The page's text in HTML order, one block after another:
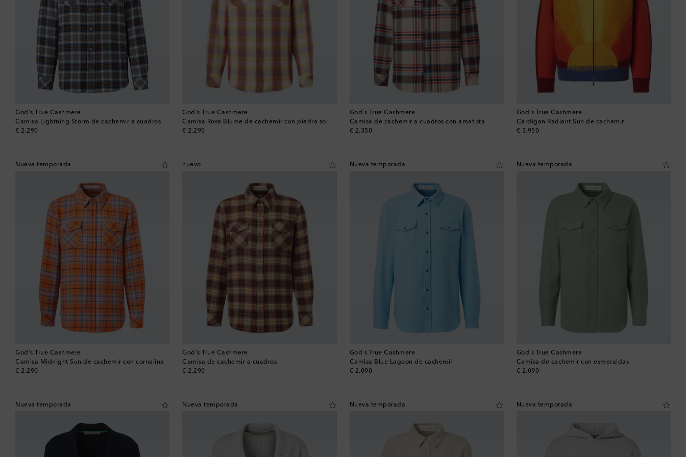
God's True Cashmere
Camisa Lightning Storm de cachemir a cuadros
€ 2.290
original price
God's True Cashmere
Camisa Rose Blume de cachemir con piedra sol
€ 2.290
original price
God's True Cashmere
Camisa de cachemir a cuadros con amatista
€ 2.350
original price
God's True Cashmere
Cárdigan Radiant Sun de cachemir
€ 3.950
original price
Nueva temporada
God's True Cashmere
Camisa Midnight Sun de cachemir con cornalina
€ 2.290
original price
nuevo
God's True Cashmere
Camisa de cachemir a cuadros
€ 2.290
original price
Nueva temporada
God's True Cashmere
Camisa Blue Lagoon de cachemir
€ 2.090
original price
Nueva temporada
God's True Cashmere
Camisa de cachemir con esmeraldas
€ 2.090
original price
Nueva temporada Nueva temporada Nueva temporada Nueva temporada
Chipre